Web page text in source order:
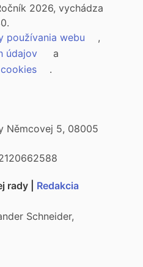
2026, vychádza
používania webu
,
údajov
a
.
Němcovej 5, 08005
rady | Redakcia
Schneider,